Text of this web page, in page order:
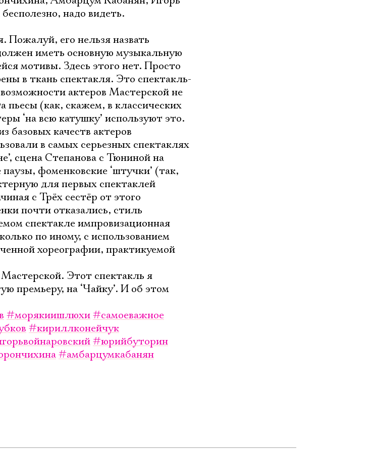
надо видеть.
Пожалуй, его нельзя назвать
иметь основную музыкальную
мотивы. Здесь этого нет. Просто
в ткань спектакля. Это спектакль-
актеров Мастерской не
пьесы (как, скажем, в классических
‘на всю катушку’ используют это.
базовых качеств актеров
в самых серьезных спектаклях
сцена Степанова с Тюниной на
фоменковские ‘штучки’ (так,
для первых спектаклей
с Трёх сестёр от этого
почти отказались, стиль
спектакле импровизационная
по иному, с использованием
хореографии, практикуемой
Этот спектакль я
премьеру, на ‘Чайку’. И об этом
#морякиишлюхи#самоеважное
#кириллконейчук
#юрийбуторин
#амбарцумкабанян